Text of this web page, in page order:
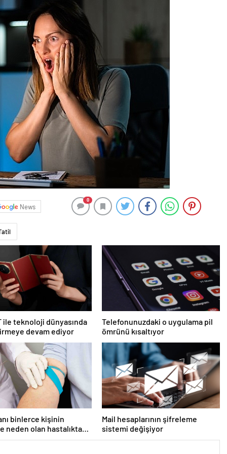
News
0
ile teknoloji dünyasında
devam ediyor
Telefonunuzdaki o uygulama pil
ömrünü kısaltıyor
binlerce kişinin
neden olan hastalıkta
kullanılacak!
Mail hesaplarının şifreleme
sistemi değişiyor